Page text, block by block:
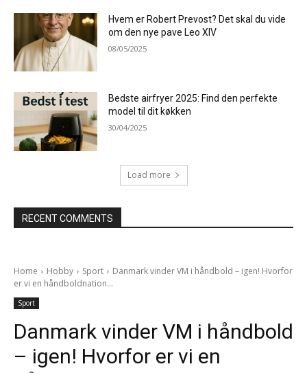
Hvem er Robert Prevost? Det skal du vide
om den nye pave Leo XIV
08/05/2025
Bedste airfryer 2025: Find den perfekte
model til dit køkken
30/04/2025
Load more
RECENT COMMENTS